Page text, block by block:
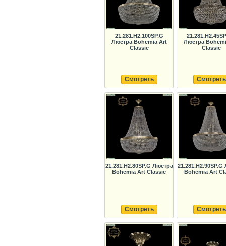
21.281.H2.100SP.G
Люстра Bohemia Art
Classic
Смотреть
Люстра
Classic
Смотреть
21.281.H2.80SP.G Люстра
Bohemia Art Classic
Смотреть
21.281.H2.90SP.G
Bohemia Art
Смотреть